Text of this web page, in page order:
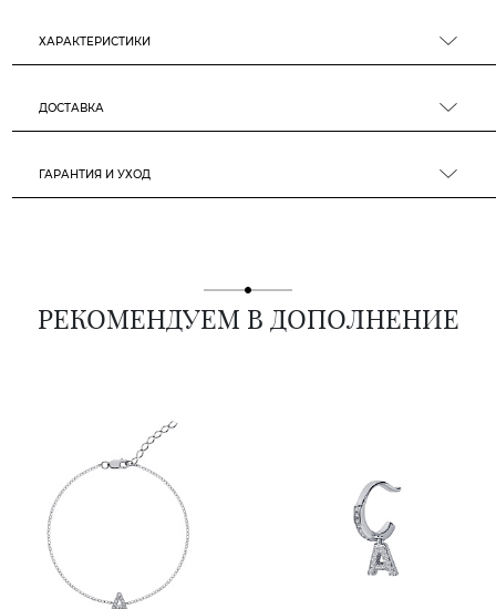
ХАРАКТЕРИСТИКИ
ДОСТАВКА
ГАРАНТИЯ И УХОД
РЕКОМЕНДУЕМ В ДОПОЛНЕНИЕ